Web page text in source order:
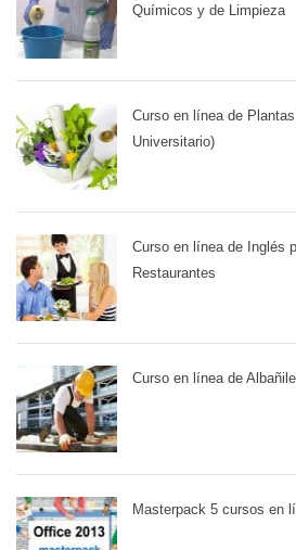
Químicos y de Limpieza
Curso en línea de
Universitario)
Curso en línea de Inglés
Restaurantes
Curso en línea de
Masterpack 5 cursos en